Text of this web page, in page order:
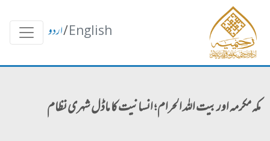
English
/اردو
مکہ مکرمہ اور بیت اللہ الحرام ؛ انسانیت کا ماڈل شہری نظام